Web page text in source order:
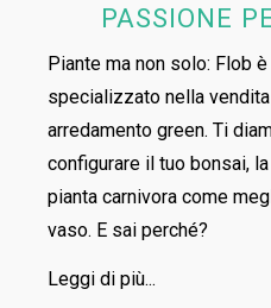
PASSIONE
Piante ma non solo: Flob
specializzato nella
arredamento green. Ti
configurare il tuo bonsai,
pianta carnivora come
vaso. E sai perché?
Leggi di più...